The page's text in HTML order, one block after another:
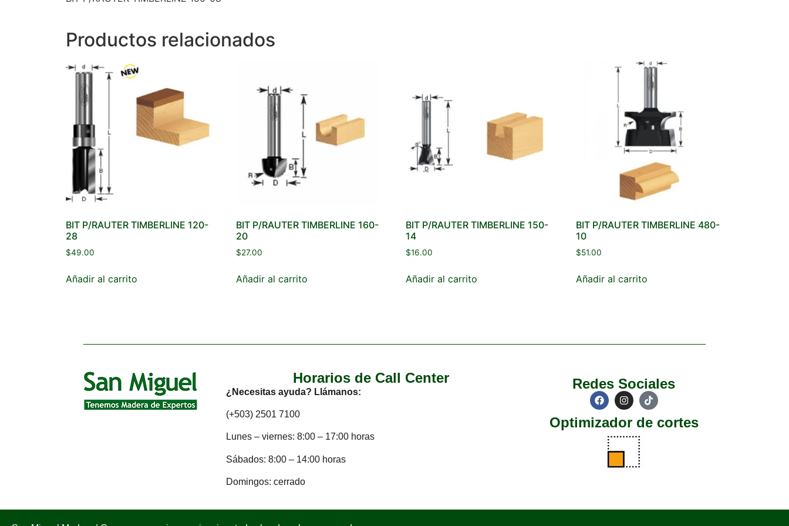
Productos relacionados
BIT P/RAUTER TIMBERLINE 120-
28
$49.00
Añadir al carrito
BIT P/RAUTER TIMBERLINE 160-
20
$27.00
Añadir al carrito
BIT P/RAUTER TIMBERLINE 150-
14
$16.00
Añadir al carrito
BIT P/RAUTER TIMBERLINE 480-
10
$51.00
Añadir al carrito
Horarios de Call Center
¿Necesitas ayuda? Llámanos:
(+503) 2501 7100
Lunes – viernes: 8:00 – 17:00 horas
Sábados: 8:00 – 14:00 horas
Domingos: cerrado
Redes Sociales
Optimizador de cortes